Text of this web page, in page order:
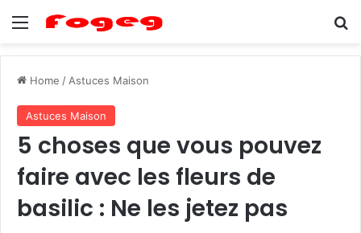
Menu
Home / Astuces Maison
Astuces Maison
5 choses que vous pouvez
faire avec les fleurs de
basilic : Ne les jetez pas